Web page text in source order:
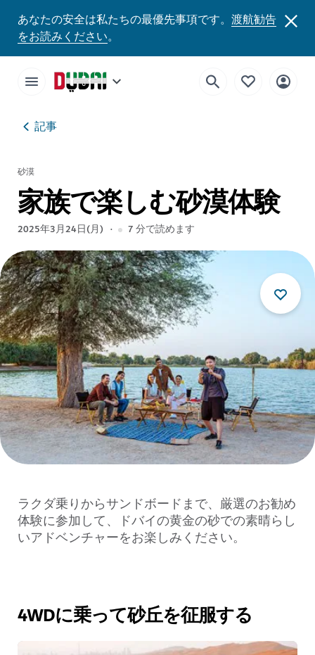
あなたの安全は私たちの最優先事項です。 渡航勧告
をお読みください。
記事
砂漠
家族で楽しむ砂漠体験
2025年3月24日(月) 7分で読めます
ラクダ乗りからサンドボードまで、厳選のお勧め
体験に参加して、ドバイの黄金の砂での素晴らし
いアドベンチャーをお楽しみください。
4WDに乗って砂丘を征服する